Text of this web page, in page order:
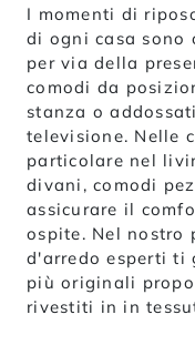
I momenti di
di ogni casa sono
per via della
comodi da
stanza o
televisione. Nelle
particolare nel
divani, comodi
assicurare il
ospite. Nel nostro
d'arredo esperti ti
più originali
rivestiti in in